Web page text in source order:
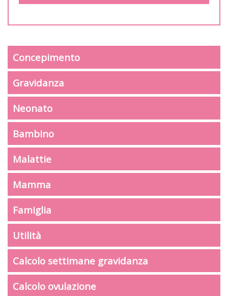
Concepimento
Gravidanza
Neonato
Bambino
Malattie
Mamma
Famiglia
Utilità
Calcolo settimane gravidanza
Calcolo ovulazione